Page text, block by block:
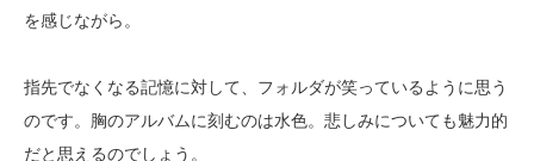
を感じながら。
指先でなくなる記憶に対して、フォルダが笑っているように思う
のです。胸のアルバムに刻むのは水色。悲しみについても魅力的
だと思えるのでしょう。